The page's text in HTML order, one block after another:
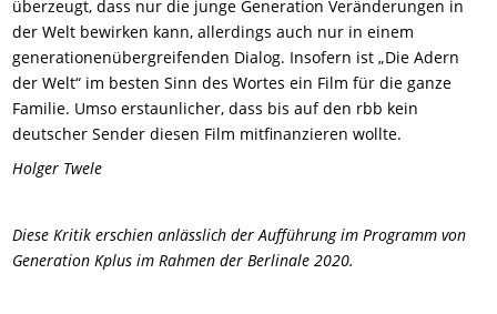
überzeugt, dass nur die junge Generation Veränderungen in
der Welt bewirken kann, allerdings auch nur in einem
generationenübergreifenden Dialog. Insofern ist „Die Adern
der Welt“ im besten Sinn des Wortes ein Film für die ganze
Familie. Umso erstaunlicher, dass bis auf den rbb kein
deutscher Sender diesen Film mitfinanzieren wollte.
Holger Twele
Diese Kritik erschien anlässlich der Aufführung im Programm von
Generation Kplus im Rahmen der Berlinale 2020.